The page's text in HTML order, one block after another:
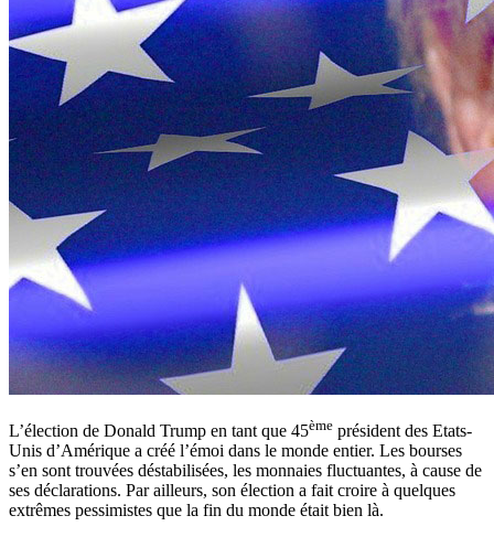
L’élection de Donald Trump en tant que 45ème président des Etats-
Unis d’Amérique a créé l’émoi dans le monde entier. Les bourses
s’en sont trouvées déstabilisées, les monnaies fluctuantes, à cause de
ses déclarations. Par ailleurs, son élection a fait croire à quelques
extrêmes pessimistes que la fin du monde était bien là.